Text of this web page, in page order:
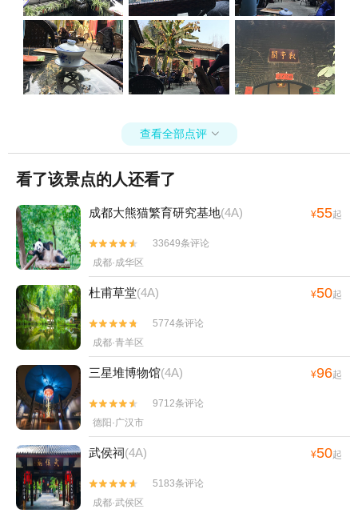
查看全部点评 
看了该景点的人还看了
成都大熊猫繁育研究基地(4A) ¥55起


33649条评论
成都·成华区
杜甫草堂(4A) ¥50起


5774条评论
成都·青羊区
三星堆博物馆(4A) ¥96起


9712条评论
德阳·广汉市
武侯祠(4A) ¥50起


5183条评论
成都·武侯区